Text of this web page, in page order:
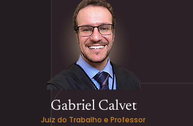
Juiz do Trabalho e Professor
Gabriel Calvet